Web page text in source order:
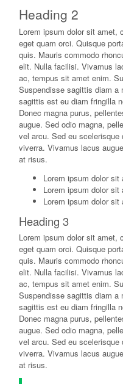
Heading 2
Lorem ipsum dolor sit amet,
eget quam orci. Quisque
quis. Mauris commodo
elit. Nulla facilisi. Vivamus
ac, tempus sit amet enim.
Suspendisse sagittis diam
sagittis est eu diam fringilla
Donec magna purus,
augue. Sed odio magna,
vel arcu. Sed eu
viverra. Vivamus lacus
at risus.
Lorem ipsum dolor sit
Lorem ipsum dolor sit
Lorem ipsum dolor sit
Heading 3
Lorem ipsum dolor sit amet,
eget quam orci. Quisque
quis. Mauris commodo
elit. Nulla facilisi. Vivamus
ac, tempus sit amet enim.
Suspendisse sagittis diam
sagittis est eu diam fringilla
Donec magna purus,
augue. Sed odio magna,
vel arcu. Sed eu
viverra. Vivamus lacus
at risus.